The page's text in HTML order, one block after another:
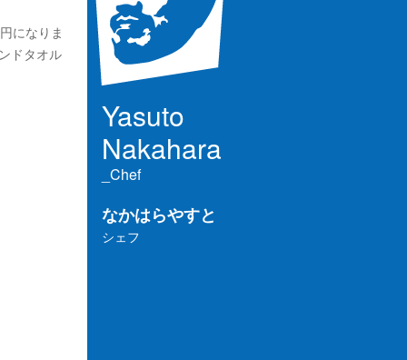
になりま
ドタオル
Yasuto
Nakahara
_Chef
なかはらやすと
シェフ